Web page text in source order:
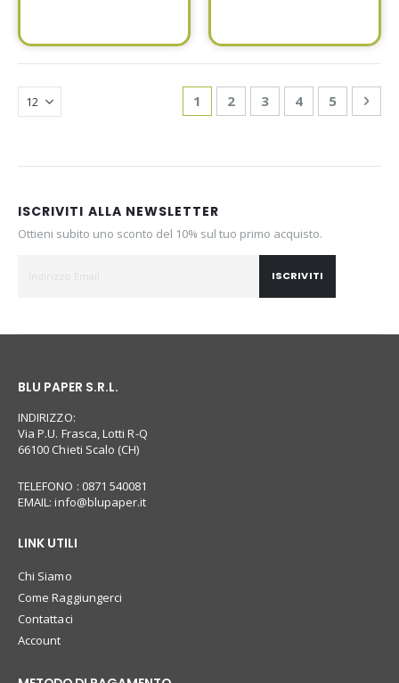
Page
You're currently reading page
1 Page
2 Page
3 Page
4 Page
5
ISCRIVITI ALLA NEWSLETTER
Ottieni subito uno sconto del 10% sul tuo primo acquisto.
ISCRIVITI
BLU PAPER S.R.L.
INDIRIZZO:
Via P.U. Frasca, Lotti R-Q
66100 Chieti Scalo (CH)
TELEFONO : 0871 540081
EMAIL:info@blupaper.it
LINK UTILI
Chi Siamo
Come Raggiungerci
Contattaci
Account